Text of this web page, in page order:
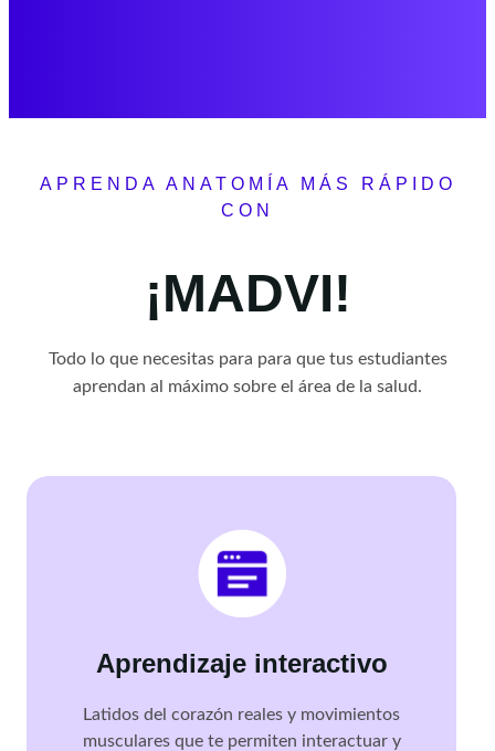
APRENDA ANATOMÍA MÁS RÁPIDO
CON
¡MADVI!
Todo lo que necesitas para para que tus estudiantes
aprendan al máximo sobre el área de la salud.
Aprendizaje interactivo
Latidos del corazón reales y movimientos
musculares que te permiten interactuar y